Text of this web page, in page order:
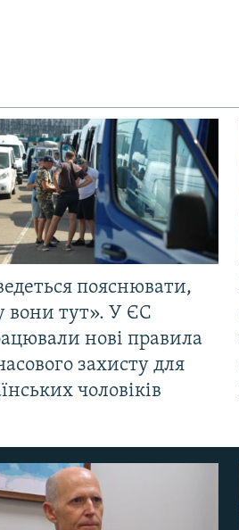
пояснювати,
вони тут». У ЄС
нові правила
захисту для
чоловіків